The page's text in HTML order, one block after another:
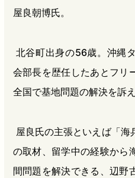
屋良朝博氏。
北谷町出身の56歳。沖縄
会部長を歴任したあとフリ
全国で基地問題の解決を訴
屋良氏の主張といえば「
の取材、留学中の経験から
間問題を解決できる、辺野